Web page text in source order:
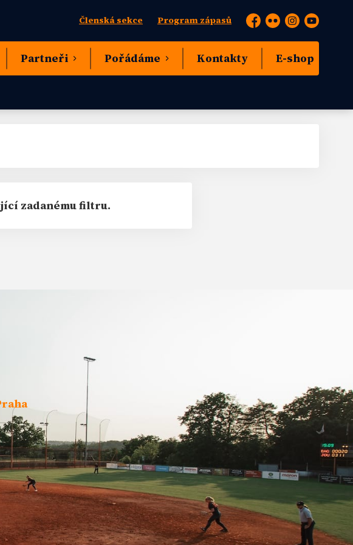
Členská sekce Program zápasů Facebook
FlickrInstagram
YouTube
Partneři Pořádáme Kontakty E-shop
zadanému filtru.